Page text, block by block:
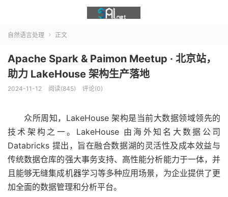
自然语言处理  正文
Apache Spark & Paimon Meetup · 北京站，
助力 LakeHouse 架构生产落地
2024-11-12 阅读(845) 评论(0)
众所周知，LakeHouse 架构是当前大数据领域领先的
技术架构之一。LakeHouse 由海外知名大数据公司
Databricks 提出，旨在融合数据湖的灵活性及成本效益与
传统数据仓库的强大事务支持、高性能分析能力于一体，并
且能够无缝集成机器学习等多种应用场景，为企业提供了更
加全面的数据管理和分析平台。